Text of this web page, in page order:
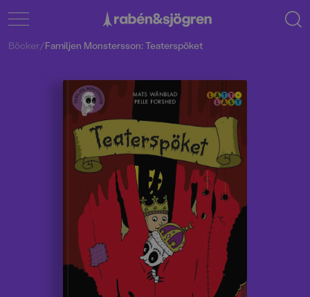
Böcker/Familjen Monstersson: Teaterspöket